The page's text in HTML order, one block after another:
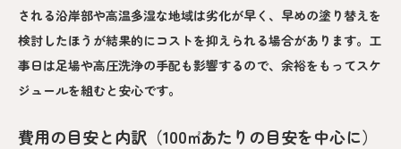
される沿岸部や高温多湿な地域は劣化が早く、早めの塗り替えを
検討したほうが結果的にコストを抑えられる場合があります。工
事日は足場や高圧洗浄の手配も影響するので、余裕をもってスケ
ジュールを組むと安心です。
費用の目安と内訳（100㎡あたりの目安を中心に）